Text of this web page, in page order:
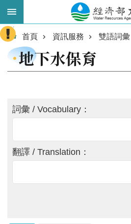
跳到主要內容區塊
進
階
搜
業
:::
首頁 資訊服務 雙語詞彙
地下水保育
詞彙 / Vocabulary：
翻譯 / Translation：